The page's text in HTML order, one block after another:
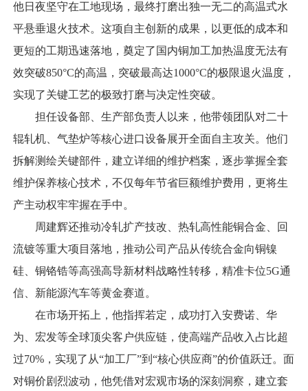
他日夜坚守在工地现场，最终打磨出独一无二的高温式水
平悬垂退火技术。这项自主创新的成果，以更低的成本和
更短的工期迅速落地，奠定了国内铜加工加热温度无法有
效突破850°C的高温，突破最高达1000°C的极限退火温度，
实现了关键工艺的极致打磨与决定性突破。
担任设备部、生产部负责人以来，他带领团队对二十
辊轧机、气垫炉等核心进口设备展开全面自主攻关。他们
拆解测绘关键部件，建立详细的维护档案，逐步掌握全套
维护保养核心技术，不仅每年节省巨额维护费用，更将生
产主动权牢牢握在手中。
周建辉还推动冷轧扩产技改、热轧高性能铜合金、回
流镀等重大项目落地，推动公司产品从传统合金向铜镍
硅、铜铬锆等高强高导新材料战略性转移，精准卡位5G通
信、新能源汽车等黄金赛道。
在市场开拓上，他指挥若定，成功打入安费诺、华
为、宏发等全球顶尖客户供应链，使高端产品收入占比超
过70%，实现了从“加工厂”到“核心供应商”的价值跃迁。面
对铜价剧烈波动，他凭借对宏观市场的深刻洞察，建立套